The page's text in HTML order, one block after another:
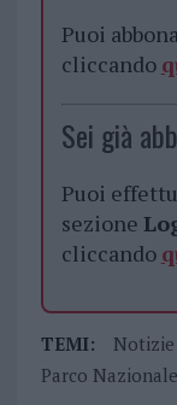
Puoi
cliccando
Sei già
Puoi
sezione
cliccando
TEMI: Notizie
Parco